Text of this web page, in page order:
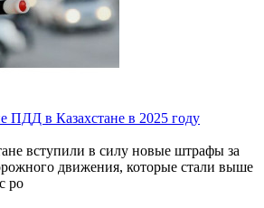
ПДД в Казахстане в 2025 году
вступили в силу новые штрафы за
движения, которые стали выше
ро